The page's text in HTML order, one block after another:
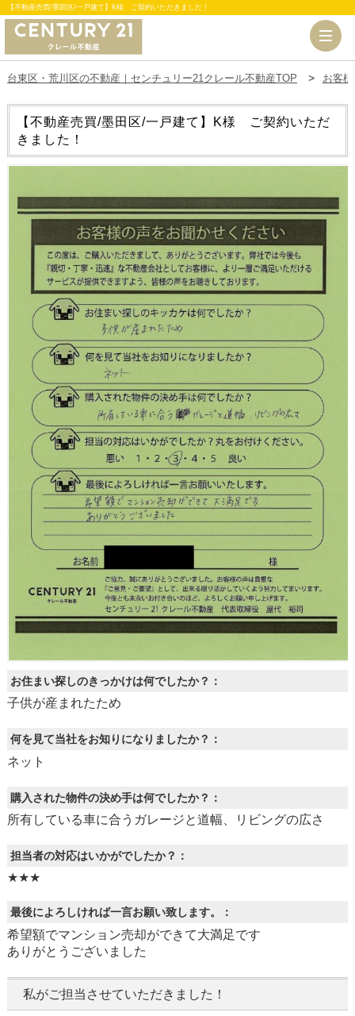
【不動産売買/墨田区/一戸建て】K様 ご契約いただきました！
台東区・荒川区の不動産｜センチュリー21クレール不動産TOP お客
【不動産売買/墨田区/一戸建て】K様 ご契約いただ
きました！
お住まい探しのきっかけは何でしたか？：
子供が産まれたため
何を見て当社をお知りになりましたか？：
ネット
購入された物件の決め手は何でしたか？：
所有している車に合うガレージと道幅、リビングの広さ
担当者の対応はいかがでしたか？：
★★★
最後によろしければ一言お願い致します。：
希望額でマンション売却ができて大満足です
ありがとうございました
私がご担当させていただきました！